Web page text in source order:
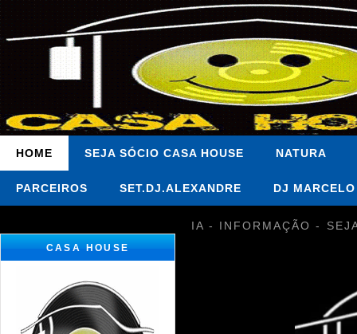
HOME SEJA SÓCIO CASA HOUSE NATURA
PARCEIROS SET.DJ.ALEXANDRE DJ
CASA HOUSE
IA - INFORMAÇÃO -